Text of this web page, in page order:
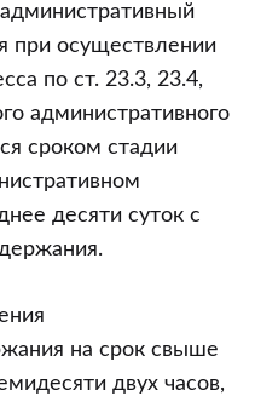
при осуществлении
по ст. 23.3, 23.4,
административного
сроком стадии
десяти суток с
на срок свыше
двух часов,